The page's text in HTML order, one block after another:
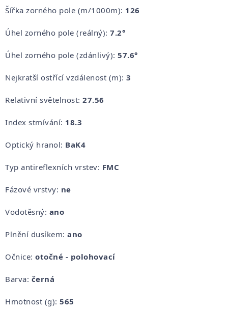
Šířka zorného pole (m/1000m): 126
Úhel zorného pole (reálný): 7.2°
Úhel zorného pole (zdánlivý): 57.6°
Nejkratší ostřící vzdálenost (m): 3
Relativní světelnost: 27.56
Index stmívání: 18.3
Optický hranol: BaK4
Typ antireflexních vrstev: FMC
Fázové vrstvy: ne
Vodotěsný: ano
Plnění dusíkem: ano
Očnice: otočné - polohovací
Barva: černá
Hmotnost (g): 565